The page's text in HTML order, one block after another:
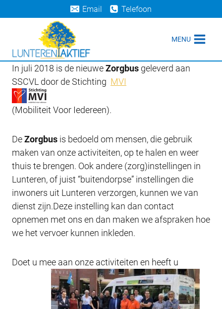
naar
Email Telefoon
MENU
In juli 2018 is de nieuweZorgbus geleverd aan
SSCVL door de Stichting MVI
(Mobiliteit Voor Iedereen).
DeZorgbus is bedoeld om mensen, die gebruik
maken van onze activiteiten, op te halen en weer
thuis te brengen. Ook andere (zorg)instellingen in
Lunteren, of juist “buitendorpse” instellingen die
inwoners uit Lunteren verzorgen, kunnen we van
dienst zijn.Deze instelling kan dan contact
opnemen met ons en dan maken we afspraken hoe
we het vervoer kunnen inkleden.
Doet u mee aan onze activiteiten en heeft u